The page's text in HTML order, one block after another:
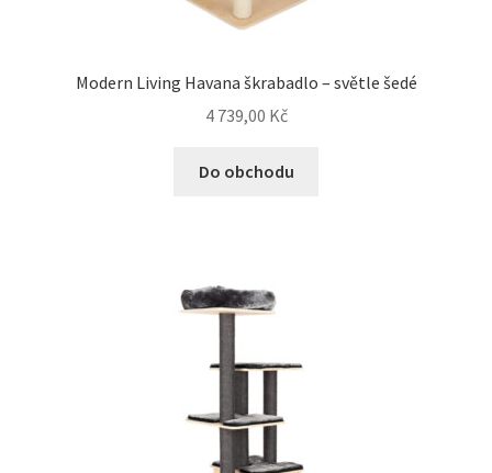
Modern Living Havana škrabadlo – světle šedé
4 739,00 Kč
Do obchodu